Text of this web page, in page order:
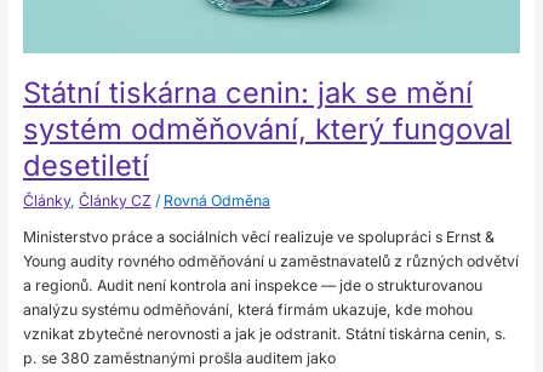
Státní tiskárna cenin: jak se mění
systém odměňování, který fungoval
desetiletí
Články, Články CZ / Rovná Odměna
Ministerstvo práce a sociálních věcí realizuje ve spolupráci s Ernst &
Young audity rovného odměňování u zaměstnavatelů z různých odvětví
a regionů. Audit není kontrola ani inspekce — jde o strukturovanou
analýzu systému odměňování, která firmám ukazuje, kde mohou
vznikat zbytečné nerovnosti a jak je odstranit. Státní tiskárna cenin, s.
p. se 380 zaměstnanými prošla auditem jako